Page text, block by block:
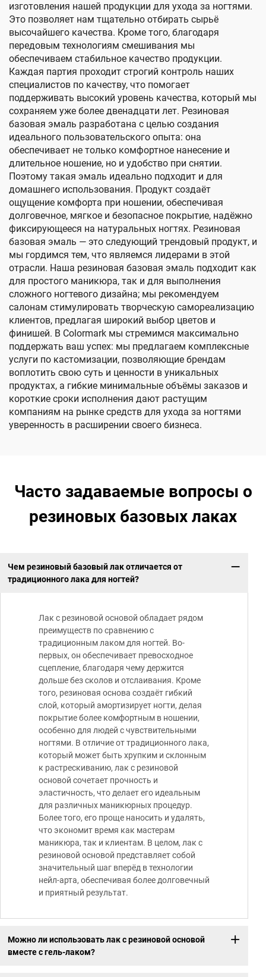
изготовления нашей продукции для ухода за ногтями.
Это позволяет нам тщательно отбирать сырьё
высочайшего качества. Кроме того, благодаря
передовым технологиям смешивания мы
обеспечиваем стабильное качество продукции.
Каждая партия проходит строгий контроль наших
специалистов по качеству, что помогает
поддерживать высокий уровень качества, который мы
сохраняем уже более двенадцати лет. Резиновая
базовая эмаль разработана с целью создания
идеального пользовательского опыта: она
обеспечивает не только комфортное нанесение и
длительное ношение, но и удобство при снятии.
Поэтому такая эмаль идеально подходит и для
домашнего использования. Продукт создаёт
ощущение комфорта при ношении, обеспечивая
долговечное, мягкое и безопасное покрытие, надёжно
фиксирующееся на натуральных ногтях. Резиновая
базовая эмаль — это следующий трендовый продукт, и
мы гордимся тем, что являемся лидерами в этой
отрасли. Наша резиновая базовая эмаль подходит как
для простого маникюра, так и для выполнения
сложного ногтевого дизайна; мы рекомендуем
салонам стимулировать творческую самореализацию
клиентов, предлагая широкий выбор цветов и
финишей. В Colormark мы стремимся максимально
поддержать ваш успех: мы предлагаем комплексные
услуги по кастомизации, позволяющие брендам
воплотить свою суть и ценности в уникальных
продуктах, а гибкие минимальные объёмы заказов и
короткие сроки исполнения дают растущим
компаниям на рынке средств для ухода за ногтями
уверенность в расширении своего бизнеса.
Часто задаваемые вопросы о
резиновых базовых лаках
Чем резиновый базовый лак отличается от
традиционного лака для ногтей?
Лак с резиновой основой обладает рядом
преимуществ по сравнению с
традиционным лаком для ногтей. Во-
первых, он обеспечивает превосходное
сцепление, благодаря чему держится
дольше без сколов и отслаивания. Кроме
того, резиновая основа создаёт гибкий
слой, который амортизирует ногти, делая
покрытие более комфортным в ношении,
особенно для людей с чувствительными
ногтями. В отличие от традиционного лака,
который может быть хрупким и склонным
к растрескиванию, лак с резиновой
основой сочетает прочность и
эластичность, что делает его идеальным
для различных маникюрных процедур.
Более того, его проще наносить и удалять,
что экономит время как мастерам
маникюра, так и клиентам. В целом, лак с
резиновой основой представляет собой
значительный шаг вперёд в технологии
нейл-арта, обеспечивая более долговечный
и приятный результат.
Можно ли использовать лак с резиновой основой
вместе с гель-лаком?